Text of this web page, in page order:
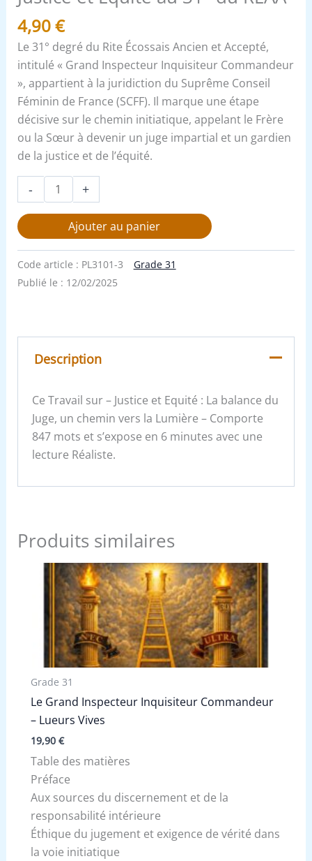
4,90€
Le 31° degré du Rite Écossais Ancien et Accepté,
intitulé « Grand Inspecteur Inquisiteur Commandeur
», appartient à la juridiction du Suprême Conseil
Féminin de France (SCFF). Il marque une étape
décisive sur le chemin initiatique, appelant le Frère
ou la Sœur à devenir un juge impartial et un gardien
de la justice et de l’équité.
- +
Ajouter au panier
Code article : PL3101-3
Grade 31
Publié le : 12/02/2025
Description
Ce Travail sur – Justice et Equité : La balance du
Juge, un chemin vers la Lumière – Comporte
847 mots et s’expose en 6 minutes avec une
lecture Réaliste.
Produits similaires
Grade 31
Le Grand Inspecteur Inquisiteur Commandeur
– Lueurs Vives
19,90 €
Table des matières
Préface
Aux sources du discernement et de la
responsabilité intérieure
Éthique du jugement et exigence de vérité dans
la voie initiatique